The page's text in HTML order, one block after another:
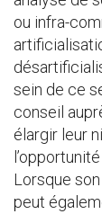
ou infra-
sein de ce
conseil
élargir leur
Lorsque
peut